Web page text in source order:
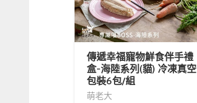
傳遞幸福寵物鮮食伴手禮
盒-海陸系列(貓) 冷凍真空
包裝6包/組
萌老大